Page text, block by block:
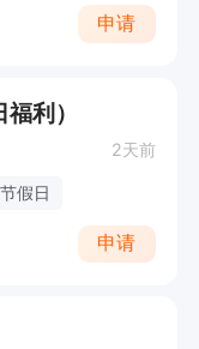
申请
利）
2天前
假日
申请